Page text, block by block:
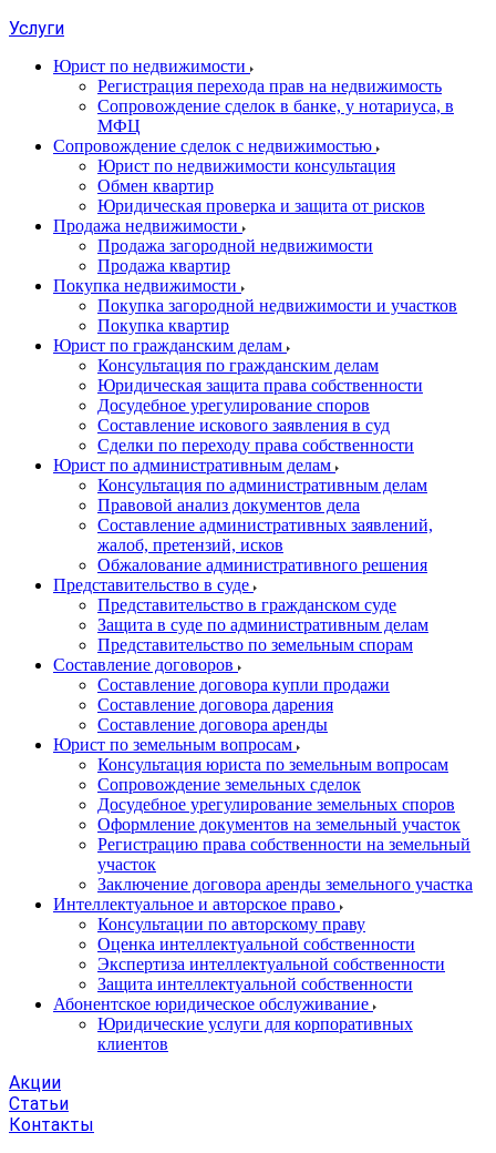
Услуги
Юрист по недвижимости
Регистрация перехода прав на недвижимость
Сопровождение сделок в банке, у нотариуса, в
МФЦ
Сопровождение сделок с недвижимостью
Юрист по недвижимости консультация
Обмен квартир
Юридическая проверка и защита от рисков
Продажа недвижимости
Продажа загородной недвижимости
Продажа квартир
Покупка недвижимости
Покупка загородной недвижимости и участков
Покупка квартир
Юрист по гражданским делам
Консультация по гражданским делам
Юридическая защита права собственности
Досудебное урегулирование споров
Составление искового заявления в суд
Сделки по переходу права собственности
Юрист по административным делам
Консультация по административным делам
Правовой анализ документов дела
Составление административных заявлений,
жалоб, претензий, исков
Обжалование административного решения
Представительство в суде
Представительство в гражданском суде
Защита в суде по административным делам
Представительство по земельным спорам
Составление договоров
Составление договора купли продажи
Составление договора дарения
Составление договора аренды
Юрист по земельным вопросам
Консультация юриста по земельным вопросам
Сопровождение земельных сделок
Досудебное урегулирование земельных споров
Оформление документов на земельный участок
Регистрацию права собственности на земельный
участок
Заключение договора аренды земельного участка
Интеллектуальное и авторское право
Консультации по авторскому праву
Оценка интеллектуальной собственности
Экспертиза интеллектуальной собственности
Защита интеллектуальной собственности
Абонентское юридическое обслуживание
Юридические услуги для корпоративных
клиентов
Акции
Статьи
Контакты